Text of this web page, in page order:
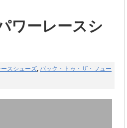
ワーレースシ
スシューズ, バック・トゥ・ザ・フュー